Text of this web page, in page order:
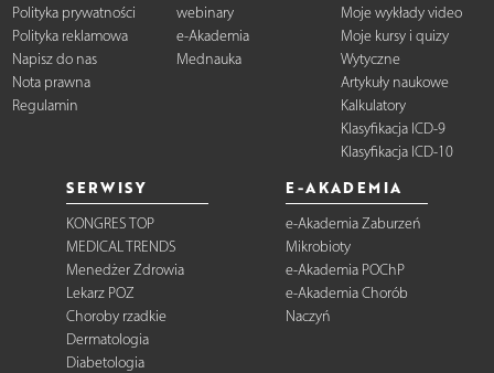
Polityka prywatności
Polityka reklamowa
Napisz do nas
Nota prawna
Regulamin
webinary
e-Akademia
Mednauka
Moje wykłady video
Moje kursy i quizy
Wytyczne
Artykuły naukowe
Kalkulatory
Klasyfikacja ICD-9
Klasyfikacja ICD-10
SERWISY
KONGRES TOP
MEDICAL TRENDS
Menedżer Zdrowia
Lekarz POZ
Choroby rzadkie
Dermatologia
Diabetologia
E-AKADEMIA
e-Akademia Zaburzeń
Mikrobioty
e-Akademia POChP
e-Akademia Chorób
Naczyń